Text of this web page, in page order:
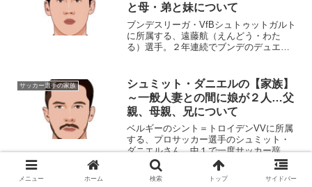
と母・弟と妹について
ブンデスリーガ・VfBシュトゥットガルト
に所属する、遠藤航（えんどう・わた
る）選手。２年連続でブンデのデュエル
す。名 前：遠藤航（えんどう・わた
る）生年月日：1993...
サッカー選手の家族
シュミット・ダニエルの【家族】
～一般人妻との間に娘が２人…父
親、母親、兄について
ベルギーのシント＝トロイデンVVに所属
する、プロサッカー選手のシュミット・
ダニエルさん。中１で一度サッカー辞め
てバレーボールやってました！今回は、
そんなダニエルさんを取り巻く『家族』
の物語です。名 前：シュミット・ダ
メニュー ホーム 検索 トップ サイドバー